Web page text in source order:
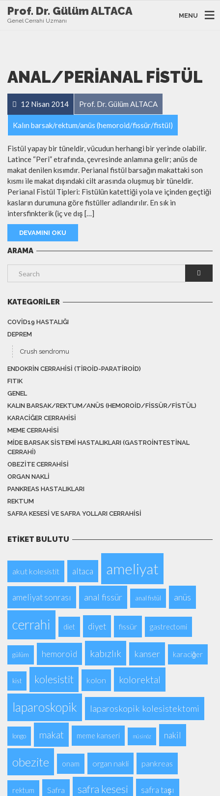
Prof. Dr. Gülüm ALTACA
Genel Cerrahi Uzmanı
MENU
ANAL/PERIANAL FISTÜL
12 Nisan 2014 Prof. Dr. Gülüm ALTACA
Kalın barsak/rektum/anüs (hemoroid/fissür/fistül)
Fistül yapay bir tüneldir, vücudun herhangi bir yerinde olabilir.
Latince “Peri” etrafında, çevresinde anlamına gelir; anüs de
makat denilen kısımdır. Perianal fistül barsağın makattaki son
kısmı ile makat dışındaki cilt arasında oluşmuş bir tüneldir.
Perianal Fistül Tipleri: Fistülün katettiği yola ve içinden geçtiği
kasların durumuna göre fistüller adlandırılır. En sık in
intersfinkterik (iç ve dış […]
DEVAMINI OKU
ARAMA
KATEGORILER
COVID19 HASTALIĞI
DEPREM
Crush sendromu
ENDOKRIN CERRAHISI (TIROID-PARATIROID)
FITIK
GENEL
KALIN BARSAK/REKTUM/ANÜS (HEMOROID/FISSÜR/FISTÜL)
KARACIĞER CERRAHISI
MEME CERRAHISI
MIDE BARSAK SISTEMI HASTALIKLARI (GASTROINTESTINAL
CERRAHI)
OBEZITE CERRAHISI
ORGAN NAKLI
PANKREAS HASTALIKLARI
REKTUM
SAFRA KESESI VE SAFRA YOLLARI CERRAHISI
ETIKET BULUTU
akut kolesistit altaca ameliyat
ameliyat sonrası anal fissür anal fistül anüs
cerrahi diet diyet fissür gastrectomi
gülüm hemoroid kabızlık kanser karaciğer
kist kolesistit kolon kolorektal
laparoskopik laparoskopik kolesistektomi
longo makat meme kanseri müsinöz nakil
obezite onam organ nakli pankreas
rektum Safra safra kesesi safra taşı